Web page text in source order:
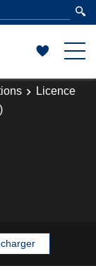
Licence